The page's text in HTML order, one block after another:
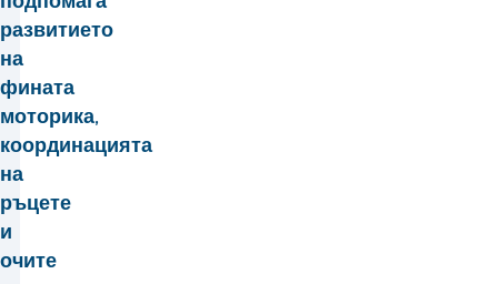
развитието
на
фината
моторика,
координацията
на
ръцете
и
очите